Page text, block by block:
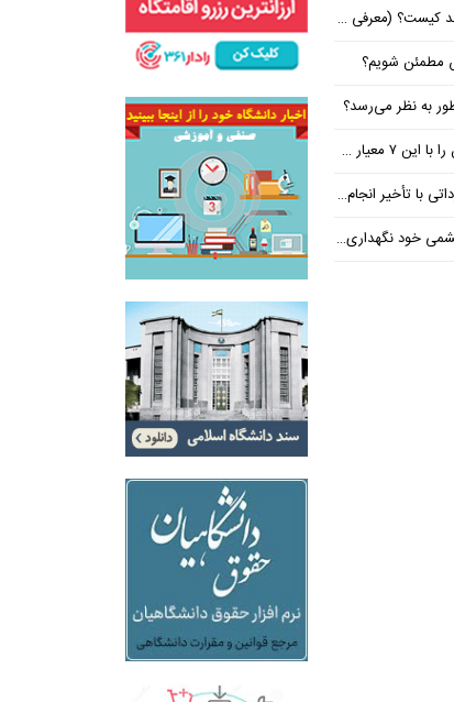
۵ پزشک برتر!)
مطمئن شویم؟
به نظر می‌رسد؟
انتخاب کنید
تأخیر انجام می‌شود؟
نگهداری کنیم؟